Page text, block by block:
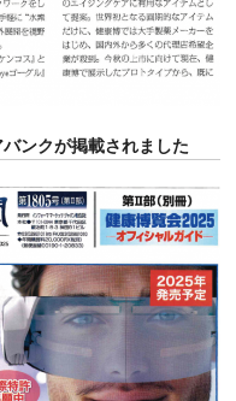
ンクが掲載されました